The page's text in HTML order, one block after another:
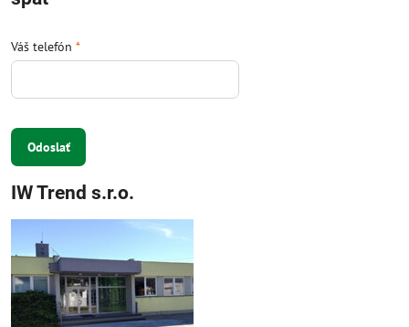
Váš telefón *
Odoslať
IW Trend s.r.o.